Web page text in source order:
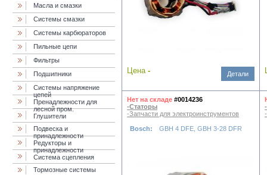
Масла и смазки
Cистемы смазки
Системы карбюраторов
Пильные цепи
Фильтры
Подшипники
Системы напряжение
цепей
Пренадлежности для
лесной пром.
Глушители
Подвеска и
принадлежности
Редукторы и
принадлежности
Система сцепления
Тормозные системы
Цена - Детали
Нет на складе #0014236
-Статоры
-Запчасти для электроинструментов
Bosch: GBH 4 DFE, GBH 3-28 DFR